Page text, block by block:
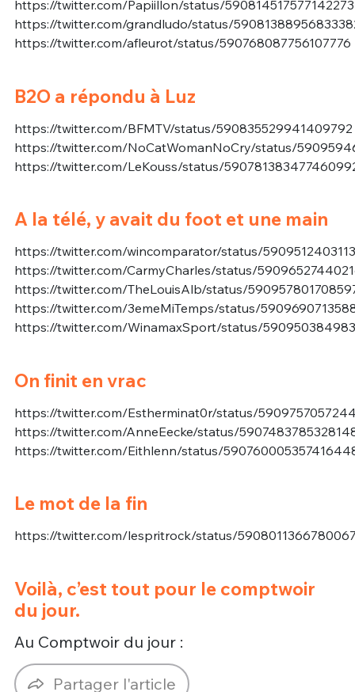
https://twitter.com/Papiillon/status/590814517577142273
https://twitter.com/grandludo/status/
https://twitter.com/afleurot/status/590768087756107776
B2O a répondu à Luz
https://twitter.com/BFMTV/status/590835529941409792
https://twitter.com/NoCatWomanNoCry/status/
https://twitter.com/LeKouss/status/
A la télé, y avait du foot et une main
https://twitter.com/wincomparator/status/
https://twitter.com/CarmyCharles/status/
https://twitter.com/TheLouisAlb/status/
https://twitter.com/3emeMiTemps/status/
https://twitter.com/WinamaxSport/status/
On finit en vrac
https://twitter.com/Estherminat0r/status/
https://twitter.com/AnneEecke/status/
https://twitter.com/Eithlenn/status/
Le mot de la fin
https://twitter.com/lespritrock/status/
Voilà, c’est tout pour le comptwoir
du jour.
Au Comptwoir du jour :
Partager l'article